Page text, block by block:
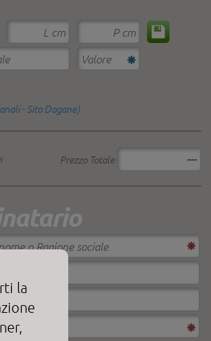
la
- Sito Dogane)
Prezzo Totale